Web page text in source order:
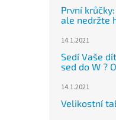
První
ale nedržte
14.1.2021
Sedí Vaše
sed do W ?
14.1.2021
Velikostní